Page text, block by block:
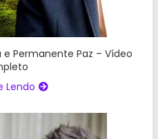
Permanente Paz – Vídeo
Lendo